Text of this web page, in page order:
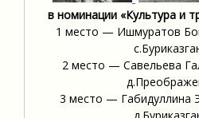
в номинации «Культура и
1 место — Ишмуратов
2 место — Савельева
3 место — Габидуллина